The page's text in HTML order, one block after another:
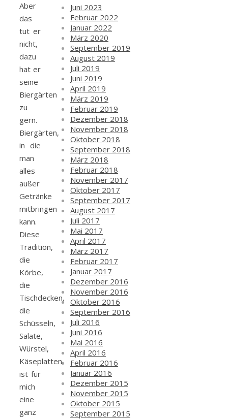
Aber
das
tut er
nicht,
dazu
hat er
seine
Biergärten
zu
gern.
Biergärten,
in die
man
alles
außer
Getränke
mitbringen
kann.
Diese
Tradition,
die
Körbe,
die
Tischdecken,
die
Schüsseln,
Salate,
Würstel,
Käseplatten
ist für
mich
eine
ganz
Juni 2023
Februar 2022
Januar 2022
März 2020
September 2019
August 2019
Juli 2019
Juni 2019
April 2019
März 2019
Februar 2019
Dezember 2018
November 2018
Oktober 2018
September 2018
März 2018
Februar 2018
November 2017
Oktober 2017
September 2017
August 2017
Juli 2017
Mai 2017
April 2017
März 2017
Februar 2017
Januar 2017
Dezember 2016
November 2016
Oktober 2016
September 2016
Juli 2016
Juni 2016
Mai 2016
April 2016
Februar 2016
Januar 2016
Dezember 2015
November 2015
Oktober 2015
September 2015